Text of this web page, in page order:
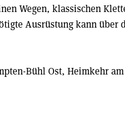
Wegen, klassischen
Ausrüstung kann über
Bühl Ost, Heimkehr am